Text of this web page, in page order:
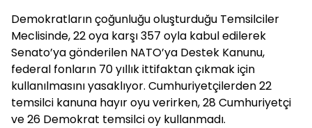
Demokratların çoğunluğu oluşturduğu Temsilciler
Meclisinde, 22 oya karşı 357 oyla kabul edilerek
Senato’ya gönderilen NATO’ya Destek Kanunu,
federal fonların 70 yıllık ittifaktan çıkmak için
kullanılmasını yasaklıyor. Cumhuriyetçilerden 22
temsilci kanuna hayır oyu verirken, 28 Cumhuriyetçi
ve 26 Demokrat temsilci oy kullanmadı.